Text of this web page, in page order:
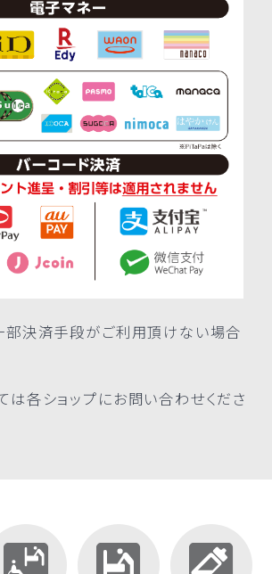
部決済手段がご利用頂けない場合
は各ショップにお問い合わせくださ